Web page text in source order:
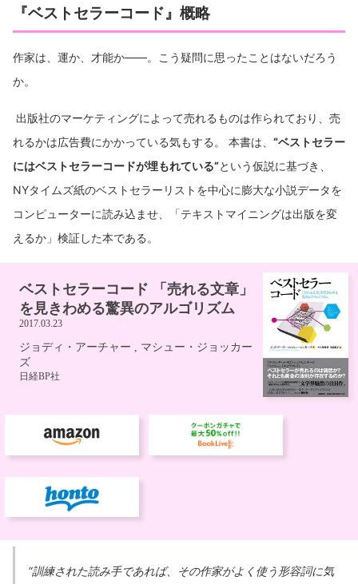
『ベストセラーコード』概略
作家は、運か、才能か――。こう疑問に思ったことはないだろう
か。
出版社のマーケティングによって売れるものは作られており、売
れるかは広告費にかかっている気もする。 本書は、 “ベストセラー
にはベストセラーコードが埋もれている”という仮説に基づき、
NYタイムズ紙のベストセラーリストを中心に膨大な小説データを
コンピューターに読み込ませ、「テキストマイニングは出版を変
えるか」検証した本である。
“訓練された読み手であれば、その作家がよく使う形容詞に気